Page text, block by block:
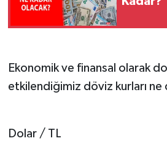
Ekonomik ve finansal olarak
etkilendiğimiz döviz kurları ne
Dolar / TL
POLİTİKA
SİYASET
TEKNOLOJİ